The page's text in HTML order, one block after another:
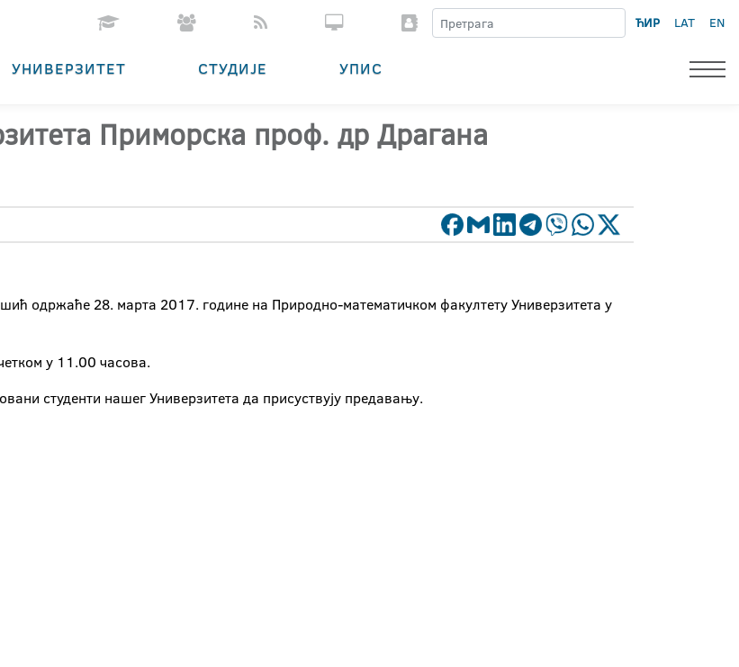
ЋИР LAT EN
УНИВЕРЗИТЕТ СТУДИЈЕ УПИС
Приморска проф. др Драгана
одржаће 28. марта 2017. године на Природно-математичком факултету Универзитета у
у 11.00 часова.
студенти нашег Универзитета да присуствују предавању.